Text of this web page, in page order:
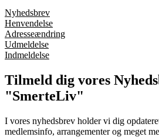
Nyhedsbrev
Henvendelse
Adresseændring
Udmeldelse
Indmeldelse
Tilmeld dig vores
"SmerteLiv"
I vores nyhedsbrev holder vi dig
medlemsinfo, arrangementer og meget